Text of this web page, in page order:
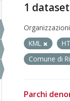
1
KML
Comune di
Parchi